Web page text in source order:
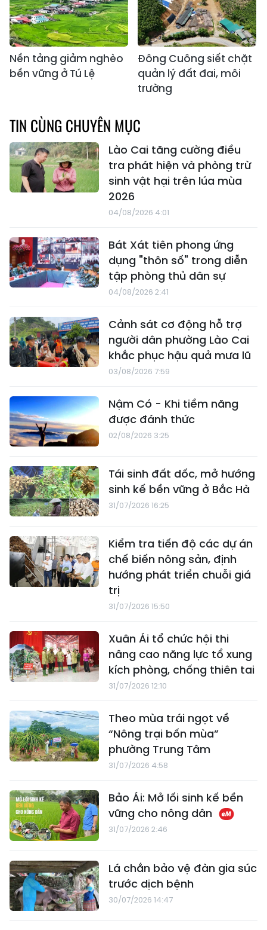
Nền tảng giảm nghèo
bền vững ở Tú Lệ
Đông Cuông siết chặt
quản lý đất đai, môi
trường
TIN CÙNG CHUYÊN MỤC
Lào Cai tăng cường điều
tra phát hiện và phòng trừ
sinh vật hại trên lúa mùa
2026
04/08/2026 4:01
Bát Xát tiên phong ứng
dụng "thôn số" trong diễn
tập phòng thủ dân sự
04/08/2026 2:41
Cảnh sát cơ động hỗ trợ
người dân phường Lào Cai
khắc phục hậu quả mưa lũ
03/08/2026 7:59
Nậm Có - Khi tiềm năng
được đánh thức
02/08/2026 3:25
Tái sinh đất dốc, mở hướng
sinh kế bền vững ở Bắc Hà
31/07/2026 16:25
Kiểm tra tiến độ các dự án
chế biến nông sản, định
hướng phát triển chuỗi giá
trị
31/07/2026 15:50
Xuân Ái tổ chức hội thi
nâng cao năng lực tổ xung
kích phòng, chống thiên tai
31/07/2026 12:10
Theo mùa trái ngọt về
“Nông trại bốn mùa”
phường Trung Tâm
31/07/2026 4:58
Bảo Ái: Mở lối sinh kế bền
vững cho nông dân
31/07/2026 2:46
Lá chắn bảo vệ đàn gia súc
trước dịch bệnh
30/07/2026 14:47